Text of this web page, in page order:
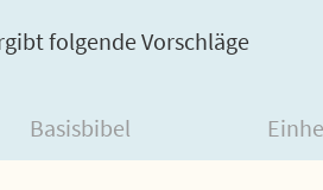
folgende Vorschläge
Basisbibel